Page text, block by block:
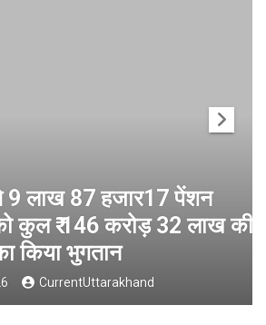
लाख 87 हजार17 पेंशन
कुल ₹ 146 करोड़ 32 लाख की
भुगतान
CurrentUttarakhand